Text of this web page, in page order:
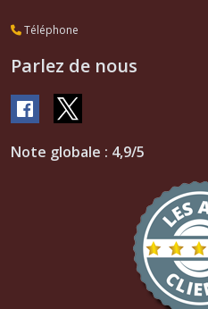
Téléphone
Parlez de nous
Note globale : 4,9/5